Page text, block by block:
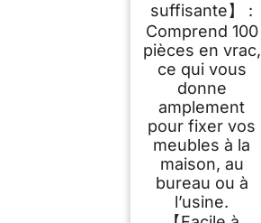
suffisante】 :
Comprend 100
pièces en vrac,
ce qui vous
donne
amplement
pour fixer vos
meubles à la
maison, au
bureau ou à
l’usine.